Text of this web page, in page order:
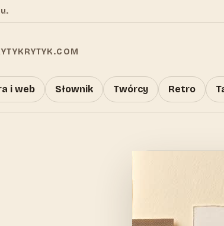
i web Słownik Twórcy Retro